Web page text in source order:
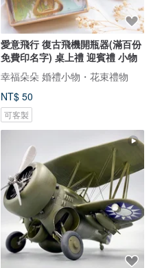
愛意飛行 復古飛機開瓶器(滿百份
免費印名字) 桌上禮 迎賓禮 小物
幸福朵朵 婚禮小物・花束禮物
NT$ 50
可客製